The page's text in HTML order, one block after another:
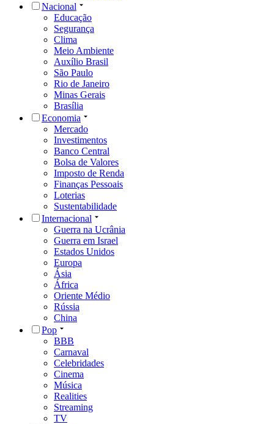
Nacional
Educação
Segurança
Clima
Meio Ambiente
Auxílio Brasil
São Paulo
Rio de Janeiro
Minas Gerais
Brasília
Economia
Mercado
Investimentos
Banco Central
Bolsa de Valores
Imposto de Renda
Finanças Pessoais
Loterias
Sustentabilidade
Internacional
Guerra na Ucrânia
Guerra em Israel
Estados Unidos
Europa
Ásia
África
Oriente Médio
Rússia
China
Pop
BBB
Carnaval
Celebridades
Cinema
Música
Realities
Streaming
TV